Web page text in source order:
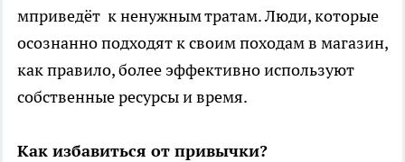
мприведёт к ненужным тратам. Люди, которые
осознанно подходят к своим походам в магазин,
как правило, более эффективно используют
собственные ресурсы и время.
Как избавиться от привычки?